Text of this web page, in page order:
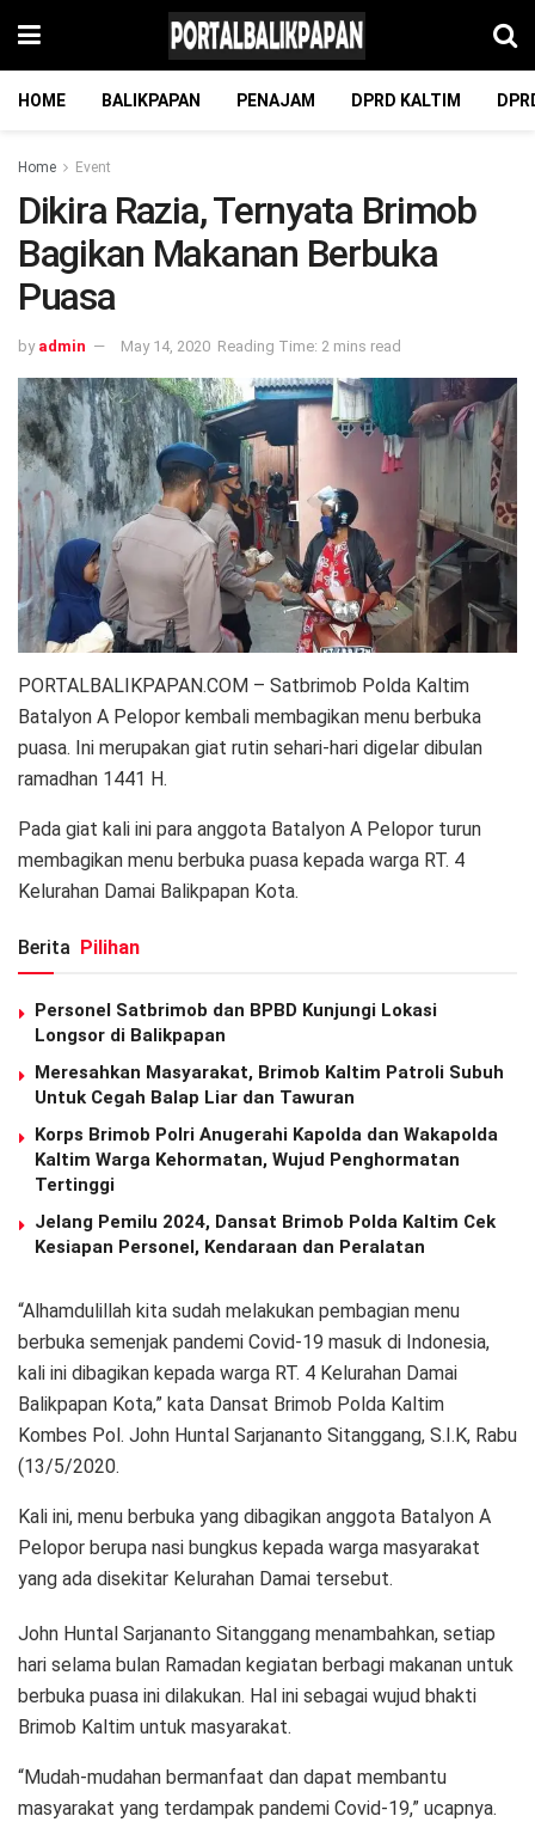
HOME BALIKPAPAN PENAJAM DPRD KALTIM
Home Event
Dikira Razia, Ternyata Brimob
Bagikan Makanan Berbuka
Puasa
by admin May 14, 2020 Reading Time: 2 mins read
PORTALBALIKPAPAN.COM – Satbrimob Polda Kaltim
Batalyon A Pelopor kembali membagikan menu berbuka
puasa. Ini merupakan giat rutin sehari-hari digelar dibulan
ramadhan 1441 H.
Pada giat kali ini para anggota Batalyon A Pelopor turun
membagikan menu berbuka puasa kepada warga RT. 4
Kelurahan Damai Balikpapan Kota.
Berita Pilihan
Personel Satbrimob dan BPBD Kunjungi Lokasi
Longsor di Balikpapan
Meresahkan Masyarakat, Brimob Kaltim Patroli Subuh
Untuk Cegah Balap Liar dan Tawuran
Korps Brimob Polri Anugerahi Kapolda dan Wakapolda
Kaltim Warga Kehormatan, Wujud Penghormatan
Tertinggi
Jelang Pemilu 2024, Dansat Brimob Polda Kaltim Cek
Kesiapan Personel, Kendaraan dan Peralatan
“Alhamdulillah kita sudah melakukan pembagian menu
berbuka semenjak pandemi Covid-19 masuk di Indonesia,
kali ini dibagikan kepada warga RT. 4 Kelurahan Damai
Balikpapan Kota,” kata Dansat Brimob Polda Kaltim
Kombes Pol. John Huntal Sarjananto Sitanggang, S.I.K, Rabu
(13/5/2020.
Kali ini, menu berbuka yang dibagikan anggota Batalyon A
Pelopor berupa nasi bungkus kepada warga masyarakat
yang ada disekitar Kelurahan Damai tersebut.
John Huntal Sarjananto Sitanggang menambahkan, setiap
hari selama bulan Ramadan kegiatan berbagi makanan untuk
berbuka puasa ini dilakukan. Hal ini sebagai wujud bhakti
Brimob Kaltim untuk masyarakat.
“Mudah-mudahan bermanfaat dan dapat membantu
masyarakat yang terdampak pandemi Covid-19,” ucapnya.